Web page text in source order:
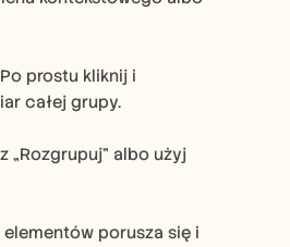
prostu kliknij i
całej grupy.
albo użyj
porusza się i